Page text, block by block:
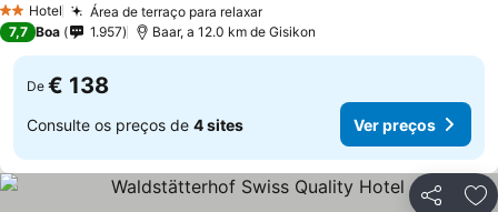
2 Estrelas
Hotel Área de terraço para relaxarVer preços
7,7 Boa 1.957 Baar, a 12.0 km de Gisikon
De € 138
Consulte os preços de 4 sites Ver preços
Partilhar